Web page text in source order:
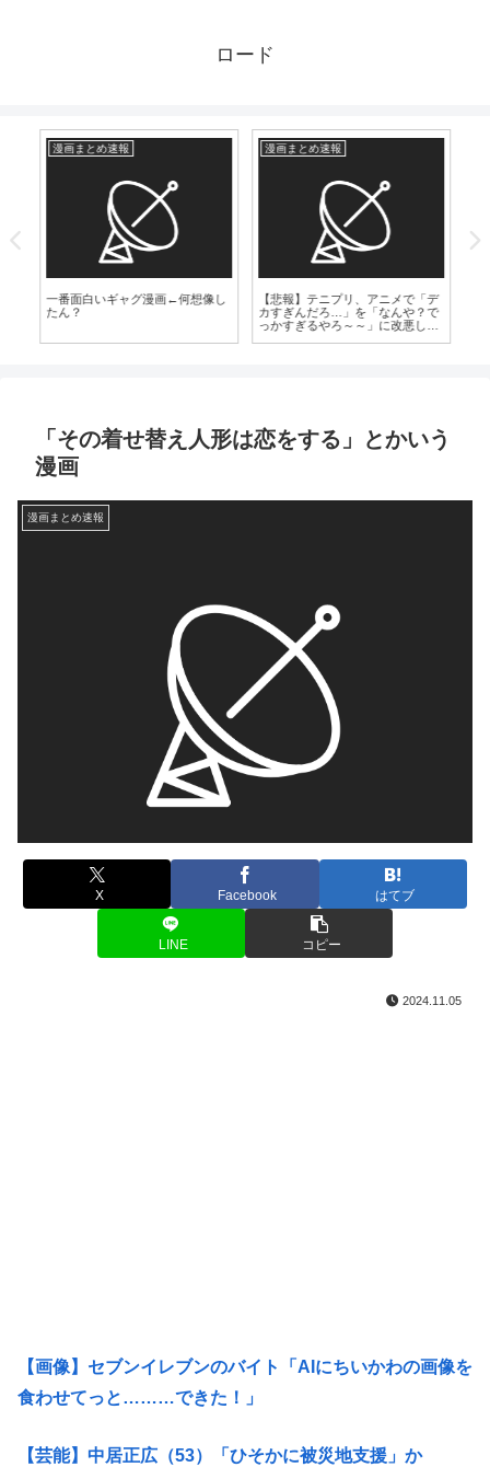
ロード
漫画まとめ速報
一番面白いギャグ漫画←何想像し
たん？
漫画まとめ速報
【悲報】テニプリ、アニメで「デ
カすぎんだろ…」を「なんや？で
っかすぎるやろ～～」に改悪して
「その着せ替え人形は恋をする」とかいう
漫画
漫画まとめ速報
X Facebook はてブ
LINE コピー
2024.11.05
【画像】セブンイレブンのバイト「AIにちいかわの画像を
食わせてっと………できた！」
【芸能】中居正広（53）「ひそかに被災地支援」か